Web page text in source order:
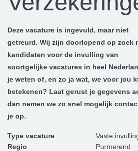
Deze vacature is ingevuld, maar niet
getreurd. Wij zijn doorlopend op zoek
kandidaten voor de invulling van
soortgelijke vacatures in heel
je weten of, en zo ja wat, we voor jou
betekenen? Laat gerust je gegevens
dan nemen we zo snel mogelijk
je op.
Type vacature
Vaste
Regio
Purmerend